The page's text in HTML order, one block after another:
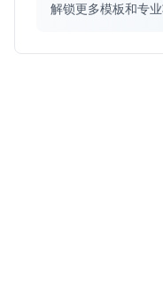
解锁更多模板和专